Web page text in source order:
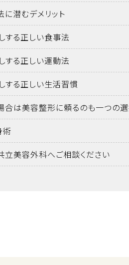
潜むデメリット
する正しい食事法
する正しい運動法
する正しい生活習慣
合は美容整形に頼るのも一つの
術
立美容外科へご相談ください